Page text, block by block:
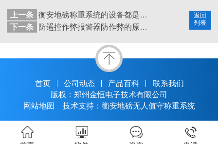
返回
列表
上一条
衡安地磅称重系统的设备都是什么？
下一条
防遥控作弊报警器防作弊的原理是什么？
首页 公司动态 产品百科
联系我们
版权：郑州金恒电子技术有限公司
网站地图
技术支持：衡安地磅无人值守称重系统